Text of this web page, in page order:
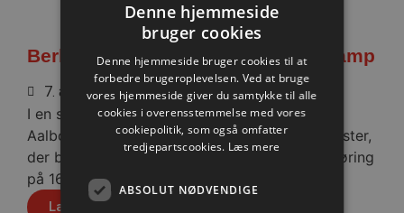
Berlin besejret i medrivende testkamp
7. august 2026
I en stopfyldt Sparekassen Danmark Arena fik
Aalborg Håndbold skovlen under de tyske gæster,
der blev slået med cifrene 30-28 efter pauseføring
på 16-12.
Læs mere
Denne hjemmeside
bruger cookies
Denne hjemmeside bruger cookies til at
forbedre brugeroplevelsen. Ved at bruge
vores hjemmeside giver du samtykke til alle
cookies i overensstemmelse med vores
cookiepolitik, som også omfatter
tredjepartscookies. Læs mere
ABSOLUT NØDVENDIGE